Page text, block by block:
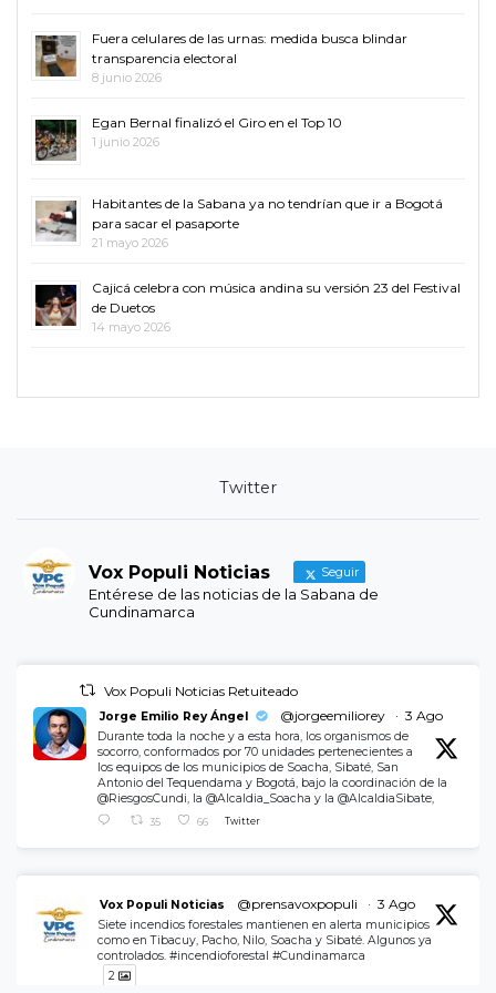
Fuera celulares de las urnas: medida busca blindar
transparencia electoral
8 junio 2026
Egan Bernal finalizó el Giro en el Top 10
1 junio 2026
Habitantes de la Sabana ya no tendrían que ir a Bogotá
para sacar el pasaporte
21 mayo 2026
Cajicá celebra con música andina su versión 23 del Festival
de Duetos
14 mayo 2026
Twitter
Vox Populi Noticias Seguir
Entérese de las noticias de la Sabana de
Cundinamarca
Vox Populi Noticias Retuiteado
Jorge Emilio Rey Ángel @jorgeemiliorey · 3 Ago
Durante toda la noche y a esta hora, los organismos de
socorro, conformados por 70 unidades pertenecientes a
los equipos de los municipios de Soacha, Sibaté, San
Antonio del Tequendama y Bogotá, bajo la coordinación de la
@RiesgosCundi, la @Alcaldia_Soacha y la @AlcaldiaSibate,
35 66 Twitter
Vox Populi Noticias @prensavoxpopuli · 3 Ago
Siete incendios forestales mantienen en alerta municipios
como en Tibacuy, Pacho, Nilo, Soacha y Sibaté. Algunos ya
controlados. #incendioforestal #Cundinamarca
2